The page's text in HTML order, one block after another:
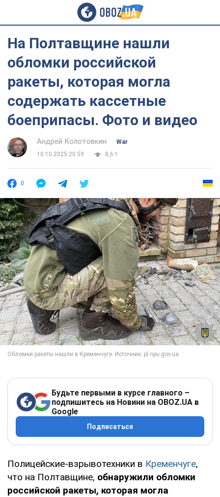
На Полтавщине нашли
обломки российской
ракеты, которая могла
содержать кассетные
боеприпасы. Фото и видео
Андрей Колотовкин
War
10.10.2025 20:59
8,6 т.
0
Будьте первыми в курсе главного –
подпишитесь на Новини на OBOZ.UA в
Google
Подписаться
Полицейские-взрывотехники в Кременчуге,
что на Полтавщине, обнаружили обломки
российской ракеты, которая могла